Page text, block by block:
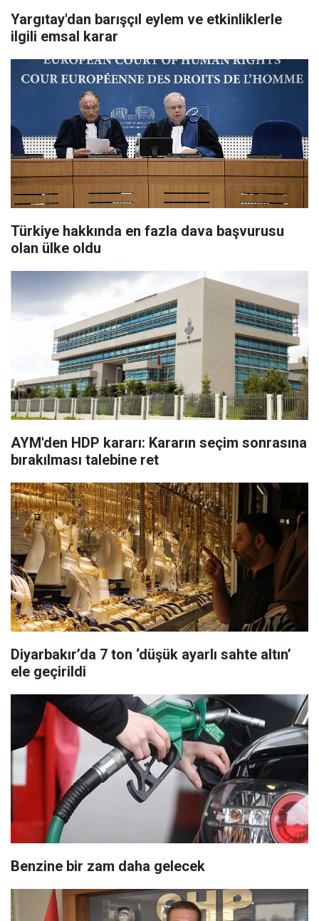
Yargıtay'dan barışçıl eylem ve etkinliklerle
ilgili emsal karar
Türkiye hakkında en fazla dava başvurusu
olan ülke oldu
AYM'den HDP kararı: Kararın seçim sonrasına
bırakılması talebine ret
Diyarbakır’da 7 ton ‘düşük ayarlı sahte altın’
ele geçirildi
Benzine bir zam daha gelecek